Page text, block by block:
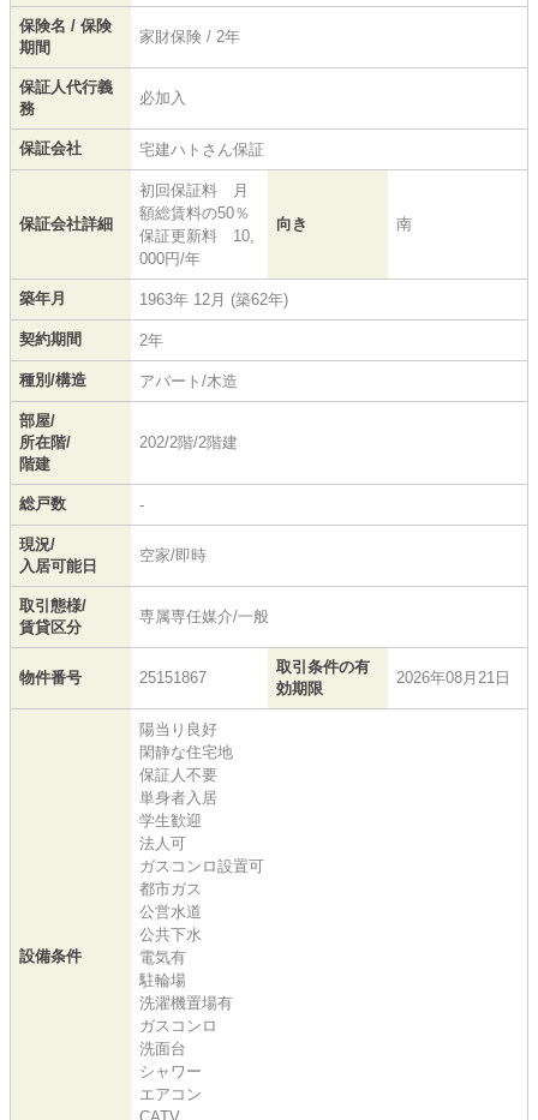
保険名 / 保険
期間
家財保険 / 2年
保証人代行義
務
必加入
保証会社 宅建ハトさん保証
保証会社詳細
初回保証料 月
額総賃料の50％
保証更新料 10,
000円/年
向き 南
築年月 1963年 12月 (築62年)
契約期間 2年
種別/構造 アパート/木造
部屋/
所在階/
階建
202/2階/2階建
総戸数 -
現況/
入居可能日
空家/即時
取引態様/
賃貸区分
専属専任媒介/一般
物件番号 25151867
取引条件の有
効期限
2026年08月21日
設備条件
陽当り良好
閑静な住宅地
保証人不要
単身者入居
学生歓迎
法人可
ガスコンロ設置可
都市ガス
公営水道
公共下水
電気有
駐輪場
洗濯機置場有
ガスコンロ
洗面台
シャワー
エアコン